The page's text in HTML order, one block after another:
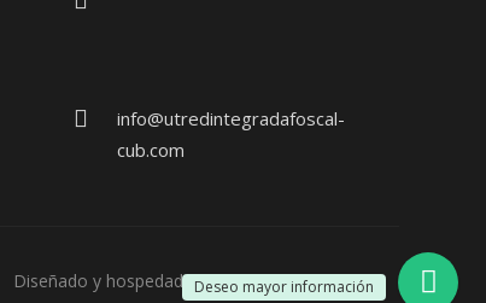
info@utredintegradafoscal-
cub.com
Diseñado y hospedado por:Damos Soluciones
Deseo mayor información